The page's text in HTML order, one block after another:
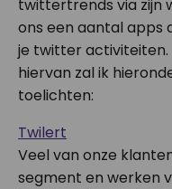
twittertrends via zijn
ons een aantal apps
je twitter activiteiten.
hiervan zal ik
toelichten:
Twilert
Veel van onze
segment en werken